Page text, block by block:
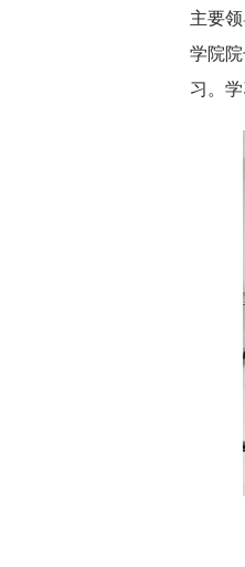
主要
学院
习。